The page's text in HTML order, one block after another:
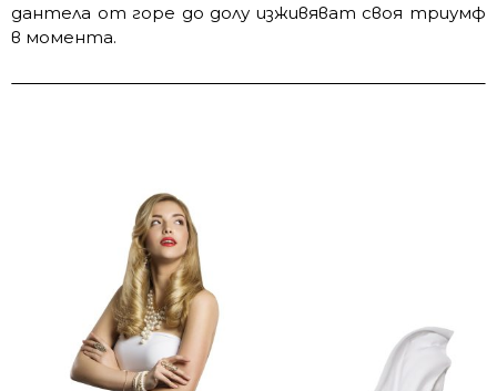
дантела от горе до долу изживяват своя триумф
в момента.